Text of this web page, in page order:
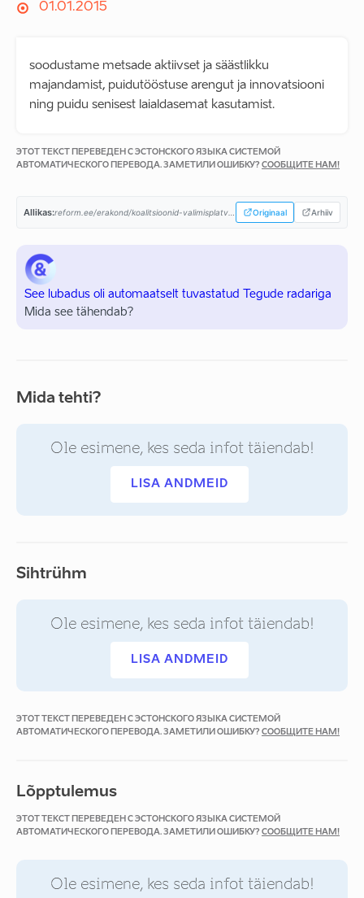
01.01.2015
soodustame metsade aktiivset ja säästlikku
majandamist, puidutööstuse arengut ja innovatsiooni
ning puidu senisest laialdasemat kasutamist.
ЭТОТ ТЕКСТ ПЕРЕВЕДЕН С ЭСТОНСКОГО ЯЗЫКА СИСТЕМОЙ
АВТОМАТИЧЕСКОГО ПЕРЕВОДА. ЗАМЕТИЛИ ОШИБКУ? СООБЩИТЕ НАМ!
Allikas: Originaal Arhiiv
See lubadus oli automaatselt tuvastatud Tegude radariga
Mida see tähendab?
Mida tehti?
Ole esimene, kes seda infot täiendab!
LISA ANDMEID
Sihtrühm
Ole esimene, kes seda infot täiendab!
LISA ANDMEID
ЭТОТ ТЕКСТ ПЕРЕВЕДЕН С ЭСТОНСКОГО ЯЗЫКА СИСТЕМОЙ
АВТОМАТИЧЕСКОГО ПЕРЕВОДА. ЗАМЕТИЛИ ОШИБКУ? СООБЩИТЕ НАМ!
Lõpptulemus
ЭТОТ ТЕКСТ ПЕРЕВЕДЕН С ЭСТОНСКОГО ЯЗЫКА СИСТЕМОЙ
АВТОМАТИЧЕСКОГО ПЕРЕВОДА. ЗАМЕТИЛИ ОШИБКУ? СООБЩИТЕ НАМ!
Ole esimene, kes seda infot täiendab!